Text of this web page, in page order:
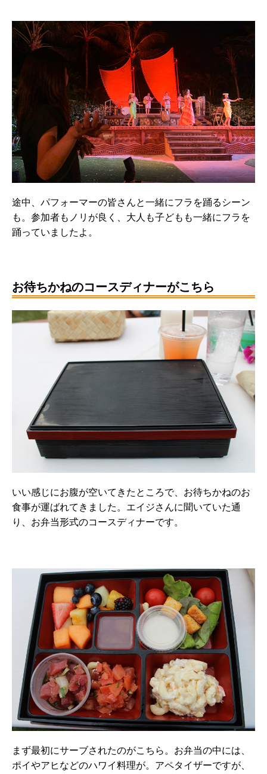
途中、パフォーマーの皆さんと一緒にフラを踊るシーン
も。参加者もノリが良く、大人も子どもも一緒にフラを
踊っていましたよ。
お待ちかねのコースディナーがこちら
いい感じにお腹が空いてきたところで、お待ちかねのお
食事が運ばれてきました。エイジさんに聞いていた通
り、お弁当形式のコースディナーです。
まず最初にサーブされたのがこちら。お弁当の中には、
ポイやアヒなどのハワイ料理が。アペタイザーですが、